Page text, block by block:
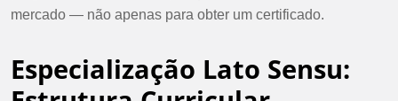
mercado — não apenas para obter um certificado.
Especialização Lato Sensu: